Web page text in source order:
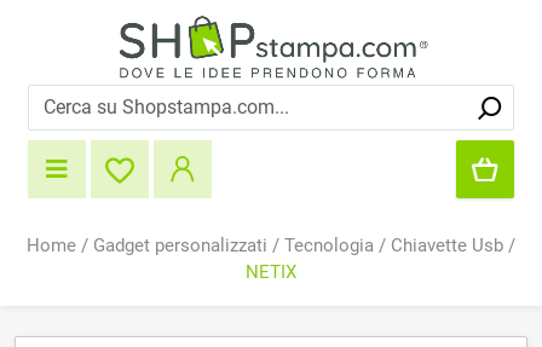
Home / Gadget personalizzati / Tecnologia / Chiavette Usb /
NETIX